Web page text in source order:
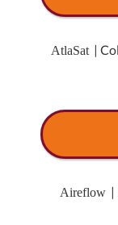
AtlaSat |
Aireflow|